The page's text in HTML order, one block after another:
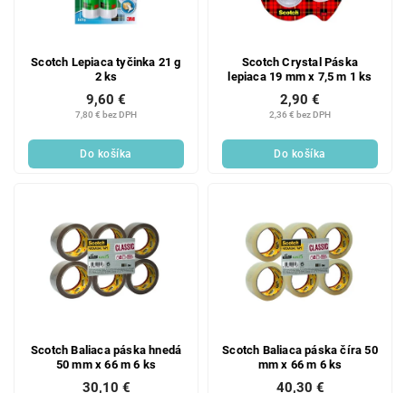
Scotch Lepiaca tyčinka 21 g
2 ks
7,80 € bez DPH
9,60 €
Do košíka
Scotch Crystal Páska
lepiaca 19 mm x 7,5 m 1 ks
2,36 € bez DPH
2,90 €
Do košíka
Scotch Baliaca páska hnedá
50 mm x 66 m 6 ks
30,10 €
Scotch Baliaca páska číra 50
mm x 66 m 6 ks
40,30 €